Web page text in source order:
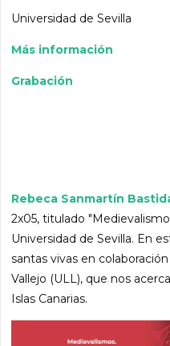
Universidad de Sevilla
Más información
Grabación
Rebeca Sanmartín
2x05, titulado
Universidad de Sevilla. En
santas vivas en
Vallejo (ULL), que nos
Islas Canarias.